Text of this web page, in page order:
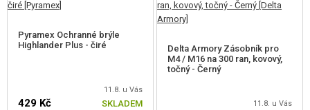
jednoduchá nabíječka s LED indikací
Pyramex Ochranné brýle
Highlander Plus - čiré
11.8. u Vás
429 Kč SKLADEM
Delta Armory Zásobník pro
M4 / M16 na 300 ran, kovový,
točný - Černý
11.8. u Vás